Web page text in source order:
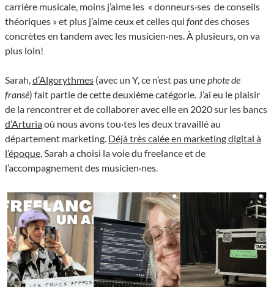
carrière musicale, moins j’aime les « donneurs·ses de conseils
théoriques » et plus j’aime ceux et celles qui fontdes choses
concrètes en tandem avec les musicien·nes. À plusieurs, on va
plus loin!
Sarah,d’Algorythmes (avec un Y, ce n’est pas unephote de
fransé) fait partie de cette deuxième catégorie. J’ai eu le plaisir
de la rencontrer et de collaborer avec elle en 2020 sur les bancs
d’Arturiaoù nous avons tou·tes les deux travaillé au
département marketing. Déjà très calée en marketing digital à
l’époque, Sarah a choisi la voie du freelance et de
l’accompagnement des musicien·nes.